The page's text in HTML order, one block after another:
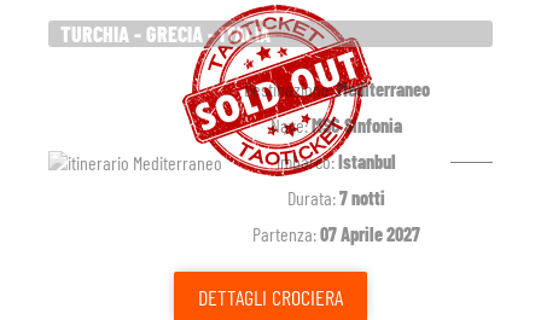
TURCHIA - GRECIA - ITALIA
Destinazione:Mediterraneo
Nave:MSC Sinfonia
Imbarco:Istanbul
Durata:7 notti
Partenza:07 Aprile 2027
DETTAGLI CROCIERA